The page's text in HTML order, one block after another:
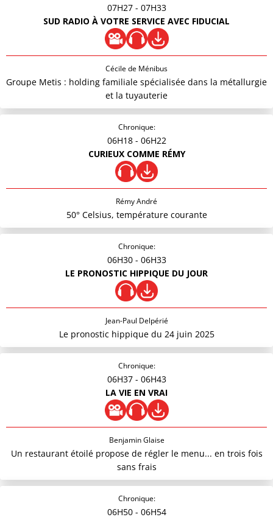
07H27 - 07H33
SUD RADIO À VOTRE SERVICE AVEC FIDUCIAL
Cécile de Ménibus
Groupe Metis : holding familiale spécialisée dans la métallurgie
et la tuyauterie
Chronique:
06H18 - 06H22
CURIEUX COMME RÉMY
Rémy André
50° Celsius, température courante
Chronique:
06H30 - 06H33
LE PRONOSTIC HIPPIQUE DU JOUR
Jean-Paul Delpérié
Le pronostic hippique du 24 juin 2025
Chronique:
06H37 - 06H43
LA VIE EN VRAI
Benjamin Glaise
Un restaurant étoilé propose de régler le menu... en trois fois
sans frais
Chronique:
06H50 - 06H54